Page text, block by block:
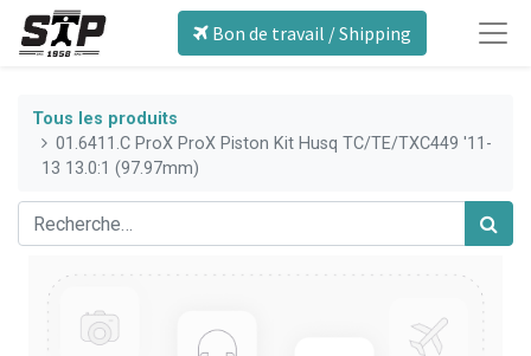
Bon de travail / Shipping
Tous les produits
01.6411.C ProX ProX Piston Kit Husq TC/TE/TXC449 '11-
13 13.0:1 (97.97mm)